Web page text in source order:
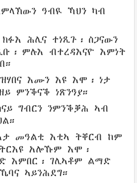
ዓብዪ ኻህን ካብ
ክፉእ ሕሊና ተነጺጉ ፡ ስጋናውን
፡ ምሉእ ብተረዳእናዮ እምነት
።
ዝሃበና እሙን እዩ እሞ፡ ነታ
ምንቕናቕ ነጽንዓያ።
ግብርን ንምንቕቓሕ ኣብ
።
መዓልቲ እቲኣ ትቐርብ ከም
ትርእዩ አሎኹም እሞ፡
እምበር፡ ገሊኣቶም ልማድ
ኣይንሕደግ።